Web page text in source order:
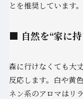
とを推奨しています。
■ 自然を“家に
森に行けなくても大
反応します。白や黄
ネン系のアロマはリ